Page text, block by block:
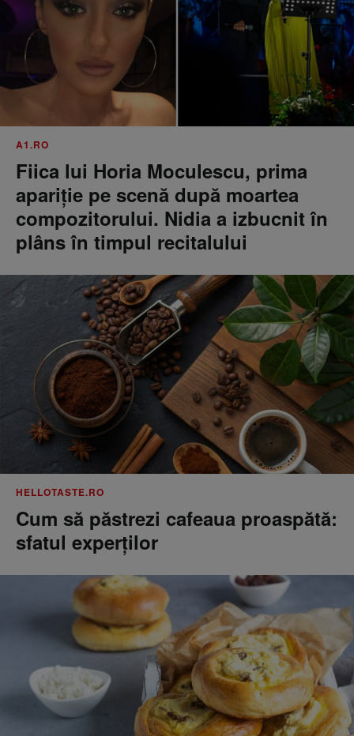
A1.RO
Fiica lui Horia Moculescu, prima
apariție pe scenă după moartea
compozitorului. Nidia a izbucnit în
plâns în timpul recitalului
HELLOTASTE.RO
Cum să păstrezi cafeaua proaspătă:
sfatul experților